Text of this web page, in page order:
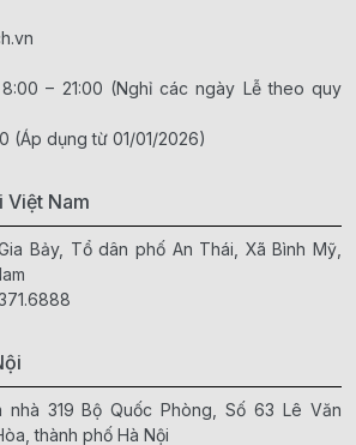
– 21:00 (Nghỉ các ngày Lễ theo quy
(Áp dụng từ 01/01/2026)
Việt Nam
Bảy, Tổ dân phố An Thái, Xã Bình Mỹ,
319 Bộ Quốc Phòng, Số 63 Lê Văn
thành phố Hà Nội